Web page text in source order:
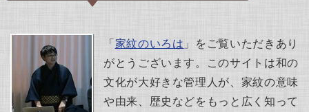
「家紋のいろは 」をご覧いただきあり
がとうございます。このサイトは和の
文化が大好きな管理人が、家紋の意味
や由来、歴史などをもっと広く知って